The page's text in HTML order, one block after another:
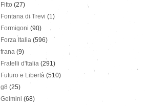
Fitto (27)
Fontana di Trevi (1)
Formigoni (90)
Forza Italia (596)
frana (9)
Fratelli d'Italia (291)
Futuro e Libertà (510)
g8 (25)
Gelmini (68)